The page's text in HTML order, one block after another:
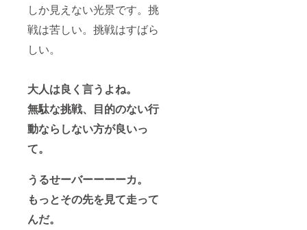
しか見えない光景です。挑
戦は苦しい。挑戦はすばら
しい。
大人は良く言うよね。
無駄な挑戦、目的のない行
動ならしない方が良いっ
て。
うるせーバーーーーカ。
もっとその先を見て走って
んだ。